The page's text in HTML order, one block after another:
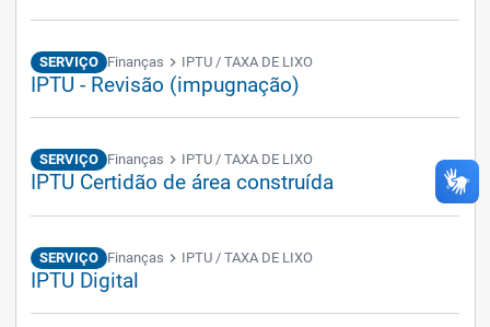
SERVIÇO Finanças chevron_right IPTU / TAXA DE LIXO
IPTU - Revisão (impugnação)
SERVIÇO Finanças chevron_right IPTU / TAXA DE LIXO
IPTU Certidão de área construída
SERVIÇO Finanças chevron_right IPTU / TAXA DE LIXO
IPTU Digital